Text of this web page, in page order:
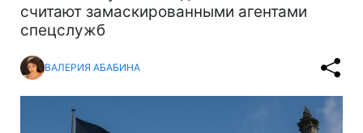
считают замаскированными агентами
спецслужб
ВАЛЕРИЯ АБАБИНА